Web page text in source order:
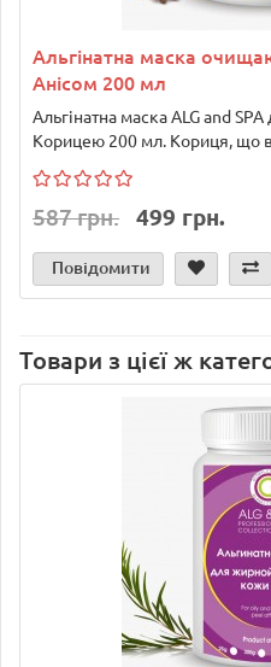
Альгінатна маска
Анісом 200 мл
Альгінатна маска ALG and
Корицею 200 мл. Кориця, що
587 грн. 499 грн.
Повідомити
Товари з цієї ж